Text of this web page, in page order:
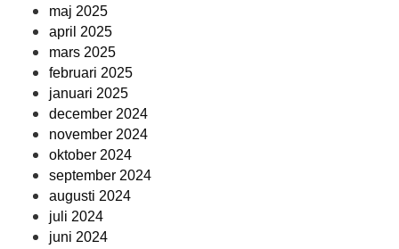
maj 2025
april 2025
mars 2025
februari 2025
januari 2025
december 2024
november 2024
oktober 2024
september 2024
augusti 2024
juli 2024
juni 2024